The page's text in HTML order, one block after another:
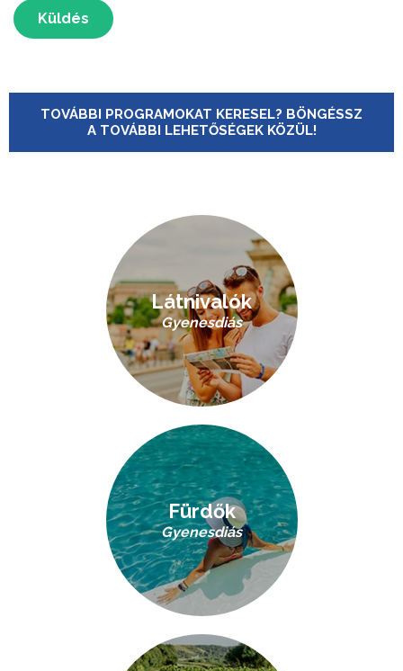
Küldés
TOVÁBBI PROGRAMOKAT KERESEL? BÖNGÉSSZ
A TOVÁBBI LEHETŐSÉGEK KÖZÜL!
Látnivalók
Gyenesdiás
Fürdők
Gyenesdiás